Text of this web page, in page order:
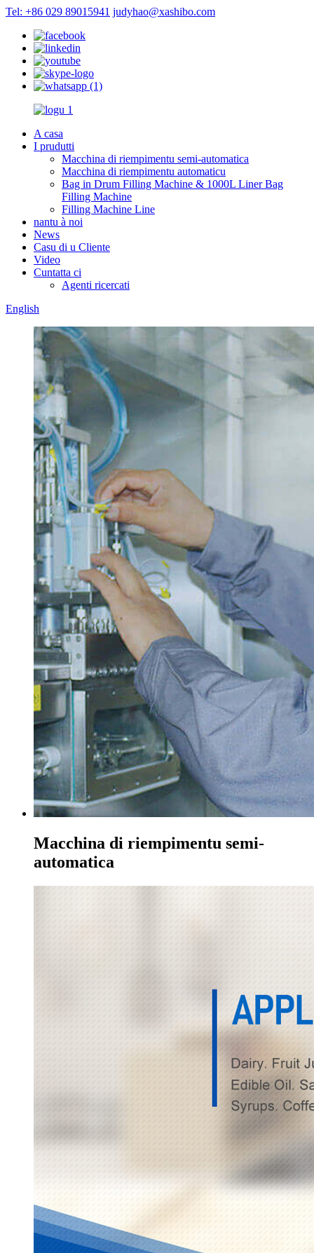
Tel: +86 029 89015941 judyhao@xashibo.com
A casa
I prudutti
Macchina di riempimentu semi-automatica
Macchina di riempimentu automaticu
Bag in Drum Filling Machine & 1000L Liner Bag
Filling Machine
Filling Machine Line
nantu à noi
News
Casu di u Cliente
Video
Cuntatta ci
Agenti ricercati
English
Macchina di riempimentu semi-
automatica